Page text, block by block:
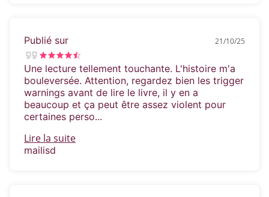
Publié sur 21/10/25
Une lecture tellement touchante. L'histoire m'a
bouleversée. Attention, regardez bien les trigger
warnings avant de lire le livre, il y en a
beaucoup et ça peut être assez violent pour
certaines perso...
Lire la suite
mailisd